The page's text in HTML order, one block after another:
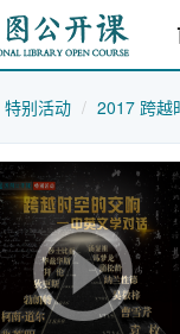
特别活动 2017 跨